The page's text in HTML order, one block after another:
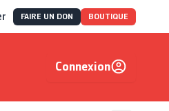
FAIRE UN DON BOUTIQUE
Connexion